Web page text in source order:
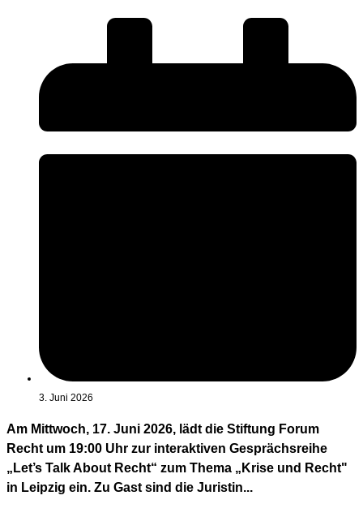
3. Juni 2026
Am Mittwoch, 17. Juni 2026, lädt die Stiftung Forum
Recht um 19:00 Uhr zur interaktiven Gesprächsreihe
„Let’s Talk About Recht“ zum Thema „Krise und Recht"
in Leipzig ein. Zu Gast sind die Juristin...